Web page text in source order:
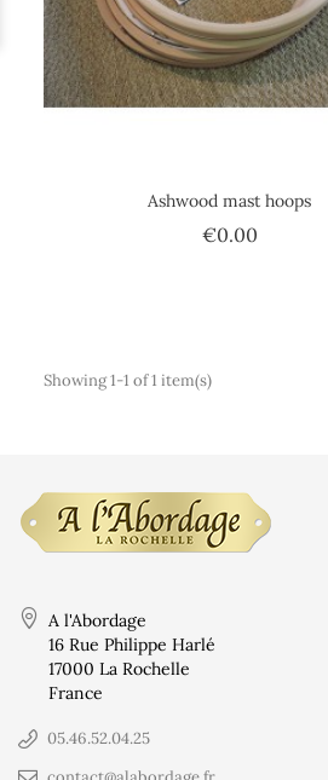
Ashwood mast hoops
€0.00Price
Showing 1-1 of 1 item(s)
A l'Abordage
16 Rue Philippe Harlé
17000 La Rochelle
France
05.46.52.04.25